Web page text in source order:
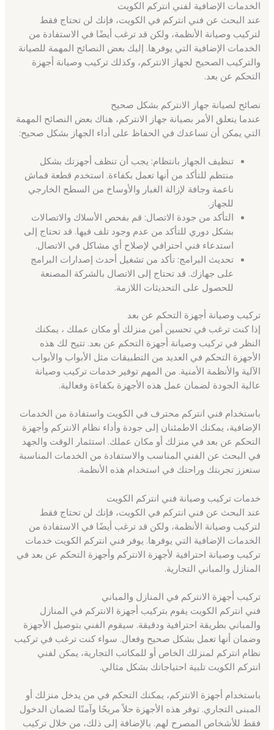
الخدمات الإضافية لفني انتركم الكويت
عند البحث عن فني انتركم في الكويت، فإنك لن تحتاج فقط
لتركيب وصيانة الأنظمة، ولكن قد ترغب أيضًا في الاستفادة من
الخدمات الإضافية التي يوفرها. إليك بعض النصائح المهمة للصيانة
والتركيب الصحيح لجهاز الانتركم، وكذلك تركيب وصيانة أجهزة
التحكم عن بعد.
نصائح لصيانة جهاز الانتركم بشكل صحيح
عندما يتعلق الأمر بصيانة جهاز الانتركم، هناك بعض النصائح المهمة
التي يمكن أن تساعدك في الحفاظ على أداء الجهاز بشكل صحيح:
تنظيف الجهاز بانتظام: يجب أن تنظف أجهزتك بشكل
منتظم للتأكد من أنها تعمل بكفاءة. استخدم قطعة قماش
ناعمة وجافة لإزالة الغبار والأوساخ من السطح الخارجي
للجهاز.
التأكد من جودة الاتصال: قم بفحص الأسلاك والاتصالات
بشكل دوري للتأكد من عدم وجود تلف فيها. قد تحتاج إلى
استدعاء فني احترافي لإصلاح أي مشاكل في الاتصال.
تحديث البرامج: تأكد من تشغيل أحدث إصدارات البرامج
على جهازك. قد تحتاج إلى الاتصال بالشركة المصنعة
للحصول على التحديثات اللازمة.
تركيب وصيانة أجهزة التحكم عن بعد
إذا كنت ترغب في تحسين أمن منزلك أو مكان عملك ، يمكنك
النظر في تركيب وصيانة أجهزة التحكم عن بعد. تتيح لك هذه
الأجهزة التحكم في العديد من التطبيقات مثل الأبواب والأبواب
الآلية والأنظمة الأمنية. من المهم توفير خدمات تركيب وصيانة
عالية الجودة لضمان عمل هذه الأجهزة بكفاءة وفعالية.
باستخدام فني انتركم محترف في الكويت واستفادة من الخدمات
الإضافية، يمكنك الاطمئنان إلى جودة وأداء نظام الانتركم وأجهزة
التحكم عن بعد في منزلك أو مكان عملك. استثمار الوقت والجهد
في البحث عن الفني المناسب والاستفادة من الخدمات المناسبة
ستعزز تجربتك وراحتك في استخدام هذه الأنظمة.
خدمات تركيب وصيانة فني انتركم الكويت
عند البحث عن فني انتركم في الكويت، فإنك لن تحتاج فقط
لتركيب وصيانة الأنظمة، ولكن قد ترغب أيضًا في الاستفادة من
الخدمات الإضافية التي يوفرها. يوفر فني انتركم الكويت خدمات
تركيب وصيانة احترافية لأجهزة الانتركم وأجهزة التحكم عن بعد في
المنازل والمباني التجارية.
تركيب أجهزة الانتركم في المنازل والمباني
فني انتركم الكويت يقوم بتركيب أجهزة الانتركم في المنازل
والمباني بطريقة احترافية ودقيقة. سيقوم الفني بتوصيل الأجهزة
وضمان أنها تعمل بشكل صحيح وفعال. سواء كنت ترغب في تركيب
نظام انتركم لمنزلك الخاص أو للمكاتب التجارية، يمكن لفني
انتركم الكويت تلبية احتياجاتك بشكل مثالي.
باستخدام أجهزة الانتركم، يمكنك التحكم في من يدخل منزلك أو
المبنى التجاري. توفر هذه الأجهزة حلاً مريحًا وآمنًا لضمان الدخول
فقط للأشخاص المصرح لهم. بالإضافة إلى ذلك، من خلال تركيب